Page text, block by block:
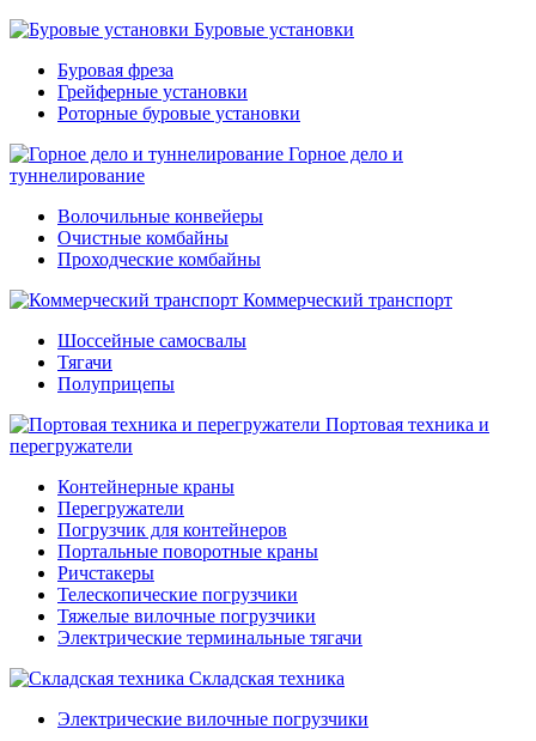
Буровые установки
Буровая фреза
Грейферные установки
Роторные буровые установки
Горное дело и
туннелирование
Волочильные конвейеры
Очистные комбайны
Проходческие комбайны
Коммерческий транспорт
Шоссейные самосвалы
Тягачи
Полуприцепы
Портовая техника и
перегружатели
Контейнерные краны
Перегружатели
Погрузчик для контейнеров
Портальные поворотные краны
Ричстакеры
Телескопические погрузчики
Тяжелые вилочные погрузчики
Электрические терминальные тягачи
Складская техника
Электрические вилочные погрузчики